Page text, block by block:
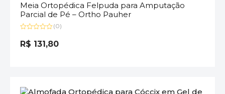
Meia Ortopédica Felpuda para Amputação
Parcial de Pé – Ortho Pauher
0
de
(0)
R$ 131,80